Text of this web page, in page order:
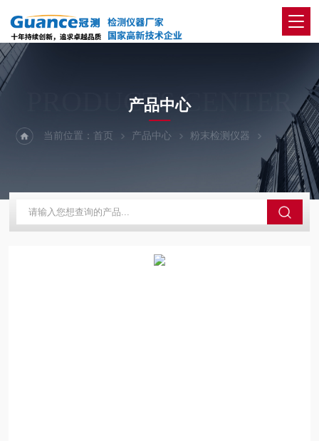
PRODUCTS CENTER
产品中心
当前位置：首页 产品中心 粉末检测仪器 氧化铝流